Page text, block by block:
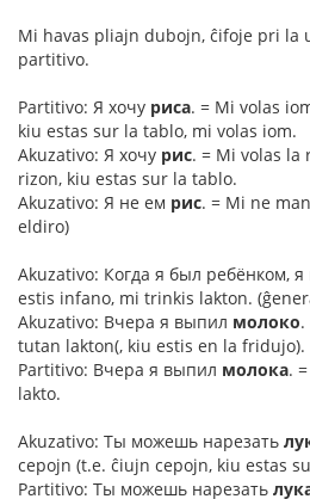
Mi havas pliajn dubojn, ĉifoje pri la
partitivo.
Partitivo: Я хочу риса. = Mi volas
kiu estas sur la tablo, mi volas iom.
Akuzativo: Я хочу рис. = Mi volas la
rizon, kiu estas sur la tablo.
Akuzativo: Я не ем рис. = Mi ne
eldiro)
Akuzativo: Когда я был ребёнком, я
estis infano, mi trinkis lakton.
Akuzativo: Вчера я выпил молоко
tutan lakton(, kiu estis en la fridujo).
Partitivo: Вчера я выпил молока.
lakto.
Akuzativo: Ты можешь нарезать
cepojn (t.e. ĉiujn cepojn, kiu estas
Partitivo: Ты можешь нарезать